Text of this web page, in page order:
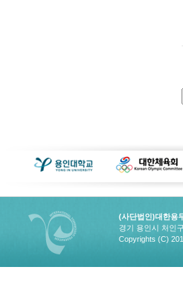
(사단법인)대한용
경기 용인시 처인
Copyrights (C)